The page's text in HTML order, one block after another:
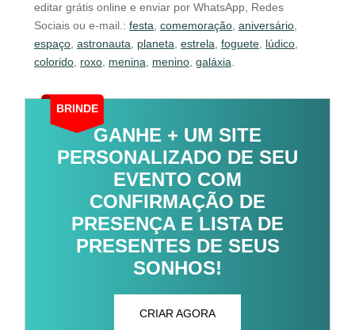
editar grátis online e enviar por WhatsApp, Redes
Sociais ou e-mail.: festa comemoração aniversário
espaço astronauta planeta estrela foguete lúdico
colorido roxo menina menino galáxia
BRINDE
GANHE + UM SITE
PERSONALIZADO DE SEU
EVENTO COM
CONFIRMAÇÃO DE
PRESENÇA E LISTA DE
PRESENTES DE SEUS
SONHOS!
CRIAR AGORA